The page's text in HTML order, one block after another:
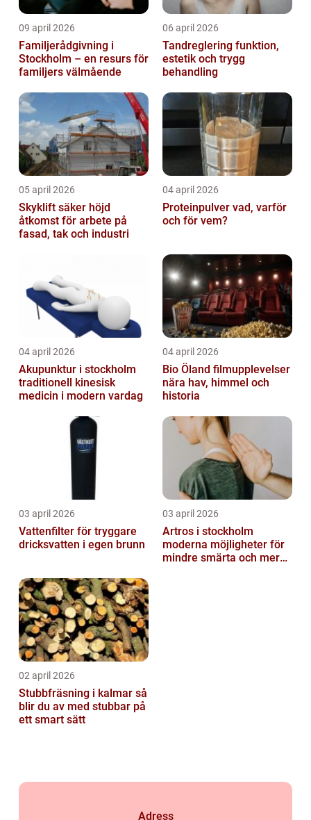
09 april 2026
Familjerådgivning i
Stockholm – en resurs för
familjers välmående
06 april 2026
Tandreglering funktion,
estetik och trygg
behandling
05 april 2026
Skyklift säker höjd
åtkomst för arbete på
fasad, tak och industri
04 april 2026
Proteinpulver vad, varför
och för vem?
04 april 2026
Akupunktur i stockholm
traditionell kinesisk
medicin i modern vardag
04 april 2026
Bio Öland filmupplevelser
nära hav, himmel och
historia
03 april 2026
Vattenfilter för tryggare
dricksvatten i egen brunn
03 april 2026
Artros i stockholm
moderna möjligheter för
mindre smärta och mer
02 april 2026
Stubbfräsning i kalmar så
blir du av med stubbar på
ett smart sätt
Adress